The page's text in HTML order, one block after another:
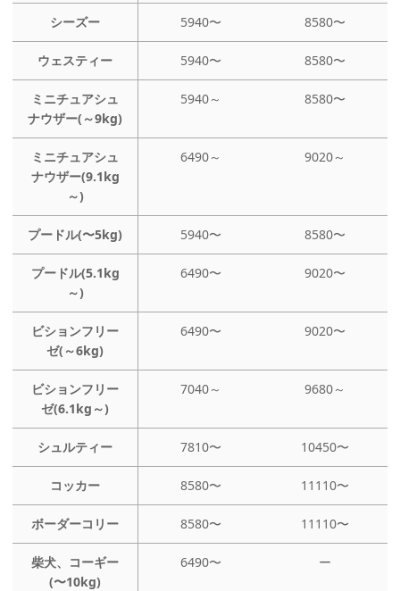
シーズー 5940〜 8580〜
ウェスティー 5940〜 8580〜
ミニチュアシュ
ナウザー(～9kg)
5940～ 8580〜
ミニチュアシュ
ナウザー(9.1kg
～)
6490～ 9020～
プードル(〜5kg) 5940〜 8580〜
プードル(5.1kg
～)
6490〜 9020〜
ビションフリー
ゼ(～6kg)
6490〜 9020〜
ビションフリー
ゼ(6.1kg～)
7040～ 9680～
シュルティー 7810〜 10450〜
コッカー 8580〜 11110〜
ボーダーコリー 8580〜 11110〜
柴犬、コーギー
(〜10kg)
6490〜 ー